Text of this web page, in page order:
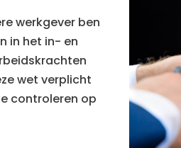
werkgever ben
in het in- en
wet verplicht
controleren op